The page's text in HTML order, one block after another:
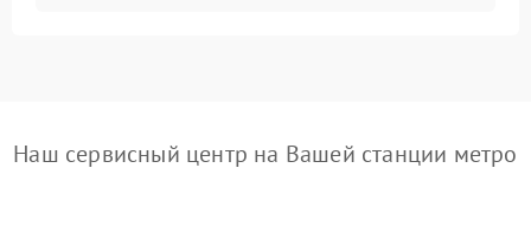
Наш сервисный центр на Вашей станции метро